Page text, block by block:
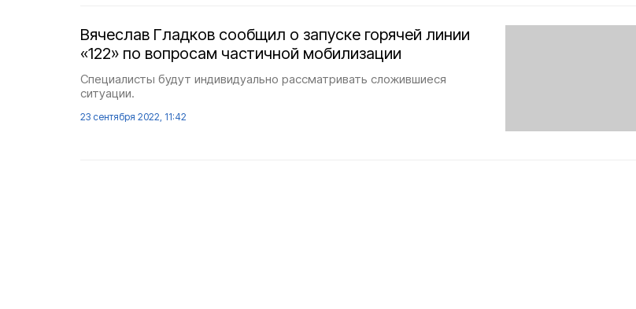
Вячеслав Гладков сообщил о запуске горячей линии
«122» по вопросам частичной мобилизации
Специалисты будут индивидуально рассматривать сложившиеся
ситуации.
23 сентября 2022, 11:42